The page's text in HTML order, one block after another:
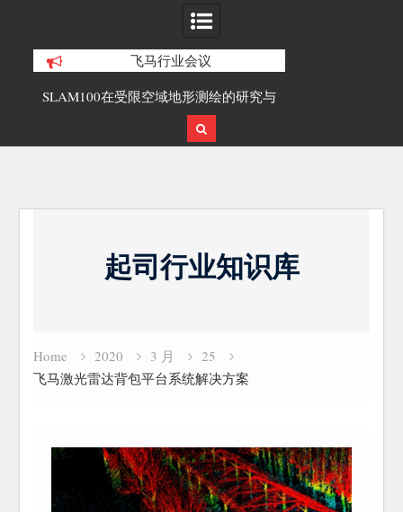
飞马行业会议
在受限空域地形测绘的研究与
覆盖1000公里带状密林高山区的
起司行业知识库
Home 2020 3 月
25
飞马激光雷达背包平台系统解决方案